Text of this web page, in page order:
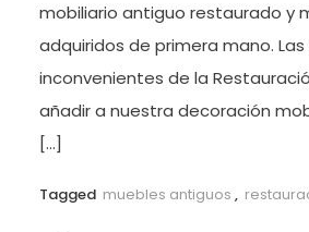
mobiliario antiguo restaurado y
adquiridos de primera mano.
inconvenientes de la
añadir a nuestra decoración
[…]
Tagged muebles antiguos ,